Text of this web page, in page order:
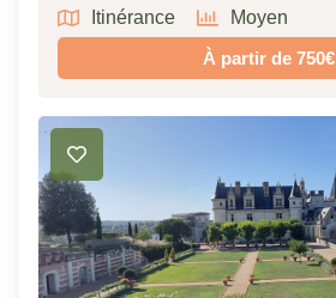
Itinérance
Moyen
À partir de 750€